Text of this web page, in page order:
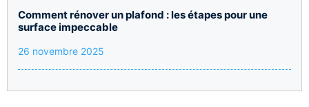
Comment rénover un plafond : les étapes pour une
surface impeccable
26 novembre 2025